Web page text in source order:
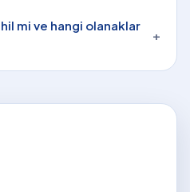
mi ve hangi olanaklar
+